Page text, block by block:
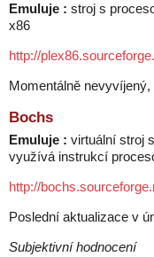
Emuluje : stroj s
x86
http://
Momentálně
Bochs
Emuluje : virtuální stroj
využívá instrukcí
http://
Poslední aktualizace v
Subjektivní hodnocení